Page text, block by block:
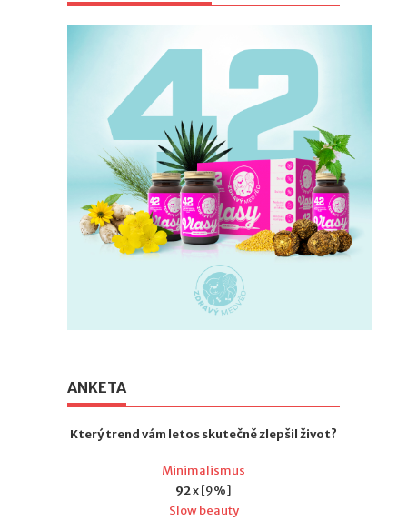
ANKETA
Který trend vám letos skutečně zlepšil život?
Minimalismus
92x [9%]
Slow beauty